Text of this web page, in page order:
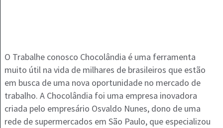
O Trabalhe conosco Chocolândia é uma ferramenta
muito útil na vida de milhares de brasileiros que estão
em busca de uma nova oportunidade no mercado de
trabalho. A Chocolândia foi uma empresa inovadora
criada pelo empresário Osvaldo Nunes, dono de uma
rede de supermercados em São Paulo, que especializou